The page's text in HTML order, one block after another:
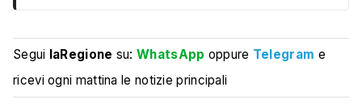
Segui laRegione su:WhatsApp oppure Telegram e
ricevi ogni mattina le notizie principali